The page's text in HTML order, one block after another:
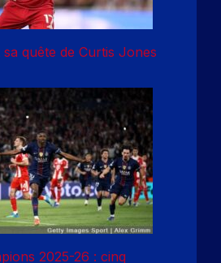
sa quête de Curtis Jones
2025-26 : cinq